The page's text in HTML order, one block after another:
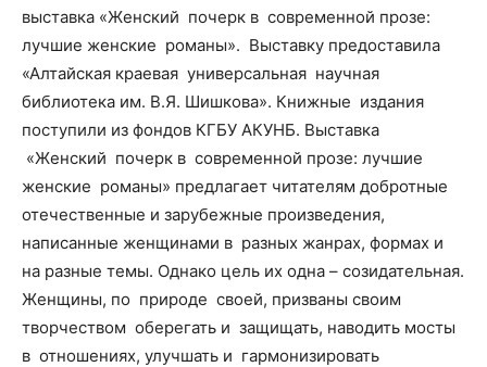
выставка «Женский почерк в современной прозе:
лучшие женские романы». Выставку предоставила
«Алтайская краевая универсальная научная
библиотека им. В.Я. Шишкова». Книжные издания
поступили из фондов КГБУ АКУНБ. Выставка
«Женский почерк в современной прозе: лучшие
женские романы» предлагает читателям добротные
отечественные и зарубежные произведения,
написанные женщинами в разных жанрах, формах и
на разные темы. Однако цель их одна – созидательная.
Женщины, по природе своей, призваны своим
творчеством оберегать и защищать, наводить мосты
в отношениях, улучшать и гармонизировать